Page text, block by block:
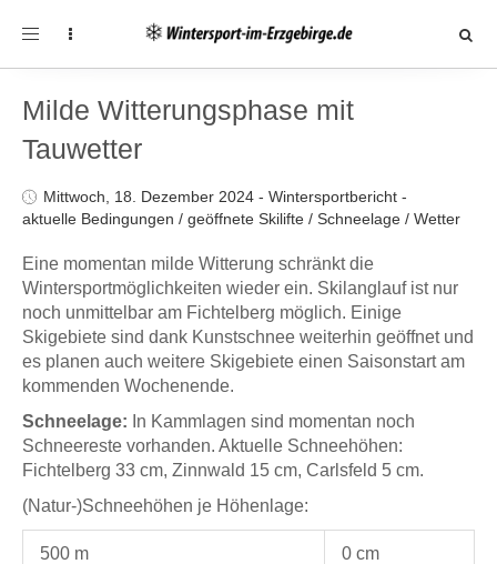
Toggle
Milde Witterungsphase mit
Tauwetter
Mittwoch, 18. Dezember 2024 - Wintersportbericht -
aktuelle Bedingungen / geöffnete Skilifte / Schneelage / Wetter
Eine momentan milde Witterung schränkt die
Wintersportmöglichkeiten wieder ein. Skilanglauf ist nur
noch unmittelbar am Fichtelberg möglich. Einige
Skigebiete sind dank Kunstschnee weiterhin geöffnet und
es planen auch weitere Skigebiete einen Saisonstart am
kommenden Wochenende.
Schneelage: In Kammlagen sind momentan noch
Schneereste vorhanden. Aktuelle Schneehöhen:
Fichtelberg 33 cm, Zinnwald 15 cm, Carlsfeld 5 cm.
(Natur-)Schneehöhen je Höhenlage:
500 m 0 cm